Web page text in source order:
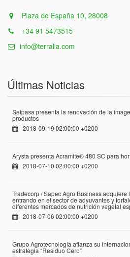
Plaza de España 10, 28008
+34 91 5473515
info@terralia.com
Últimas Noticias
Seipasa presenta la renovación de la
productos
2018-09-19 02:00:00 +0200
Arysta presenta Acramite® 480 SC para
2018-07-10 02:00:00 +0200
Tradecorp / Sapec Agro Business adquiere
entrando en el sector de adyuvantes y
diferentes mercados de nutrición vegetal
2018-07-06 02:00:00 +0200
Grupo Agrotecnología afianza su
estrategia “Residuo Cero”